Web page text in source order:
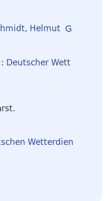
Helmut
: Deutscher Wett
Wetterdien